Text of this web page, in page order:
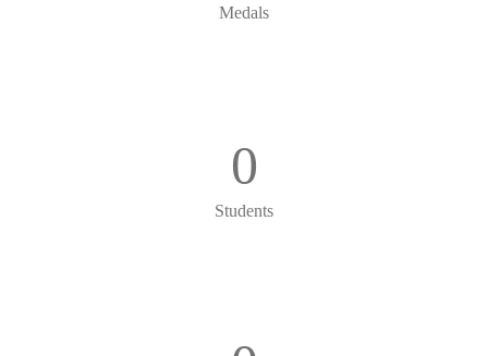
Medals
0
Students